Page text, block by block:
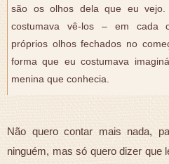
são os olhos dela que eu
costumava vê-los – em cada
próprios olhos fechados no
forma que eu costumava
menina que conhecia.
Não quero contar mais nada,
ninguém, mas só quero dizer que